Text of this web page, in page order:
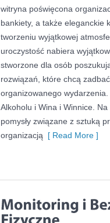
witryna poświęcona
bankiety, a także eleganckie
tworzeniu wyjątkowej
uroczystość nabiera
stworzone dla osób
rozwiązań, które chcą
organizowanego
Alkoholu i Wina i Winnice.
pomysły związane z sztuką
organizacją [ Read More ]